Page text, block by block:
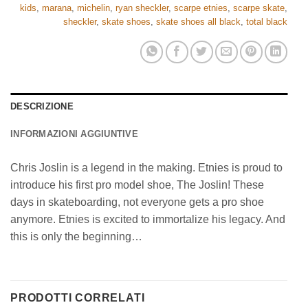
kids marana michelin ryan sheckler, scarpe etnies scarpe skate
sheckler, skate shoes skate shoes all black total black
DESCRIZIONE
INFORMAZIONI AGGIUNTIVE
Chris Joslin is a legend in the making. Etnies is proud to
introduce his first pro model shoe, The Joslin! These
days in skateboarding, not everyone gets a pro shoe
anymore. Etnies is excited to immortalize his legacy. And
this is only the beginning…
PRODOTTI CORRELATI